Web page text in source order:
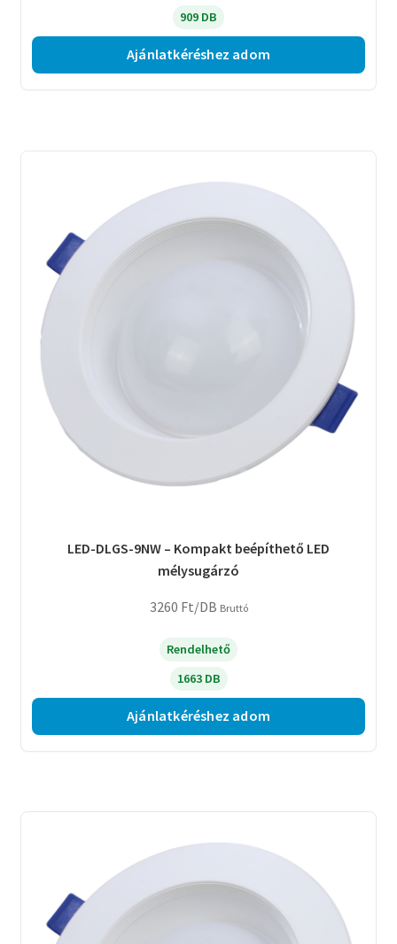
909 DB
Ajánlatkéréshez adom
LED-DLGS-9NW – Kompakt beépíthető LED
mélysugárzó
3260 Ft/DB Bruttó
Rendelhető
1663 DB
Ajánlatkéréshez adom